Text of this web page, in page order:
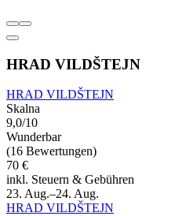
HRAD VILDŠTEJN
HRAD VILDŠTEJN
Skalna
9,0/10
Wunderbar
(16 Bewertungen)
70 €
inkl. Steuern & Gebühren
23. Aug.–24. Aug.
HRAD VILDŠTEJN